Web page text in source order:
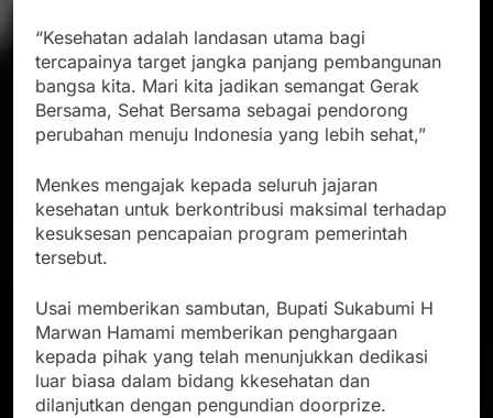
“Kesehatan adalah landasan utama bagi
tercapainya target jangka panjang pembangunan
bangsa kita. Mari kita jadikan semangat Gerak
Bersama, Sehat Bersama sebagai pendorong
perubahan menuju Indonesia yang lebih sehat,”
Menkes mengajak kepada seluruh jajaran
kesehatan untuk berkontribusi maksimal terhadap
kesuksesan pencapaian program pemerintah
tersebut.
Usai memberikan sambutan, Bupati Sukabumi H
Marwan Hamami memberikan penghargaan
kepada pihak yang telah menunjukkan dedikasi
luar biasa dalam bidang kkesehatan dan
dilanjutkan dengan pengundian doorprize.